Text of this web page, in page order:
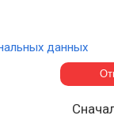
данных